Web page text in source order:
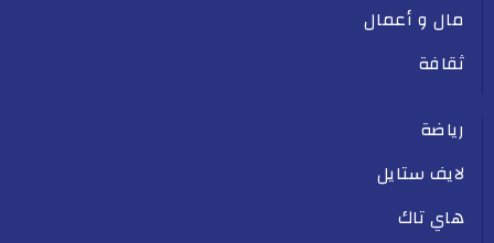
مال و أعمال
ثقافة
رياضة
لايف ستايل
هاي تاك